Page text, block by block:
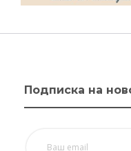
Подписка на